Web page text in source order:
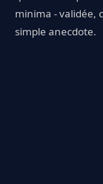
minima - validée,
simple anecdote.